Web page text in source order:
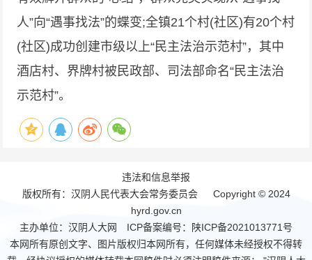
人”向“遇事找法”的蝶变;全镇21个村(社区)有20个村
(社区)成功创建市级以上“民主法治示范村”，其中
酒店村、界牌村被民政部、司法部命名“民主法治
示范村”。
违法和信息举报
版权所有：汉阴人民代表大会常务委员会 Copyright © 2024
hyrd.gov.cn
主办单位：汉阴人大网 ICP备案编号：
陕ICP备2021013771号
本网所有原创文字、图片版权归本网所有，任何媒体未经授权不得转